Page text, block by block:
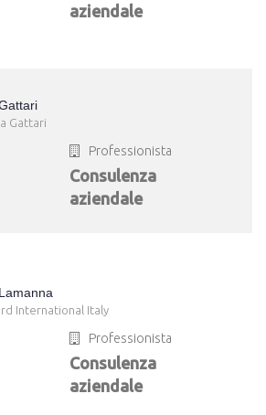
aziendale
Gattari
Professionista
Consulenza
aziendale
International Italy
Professionista
Consulenza
aziendale